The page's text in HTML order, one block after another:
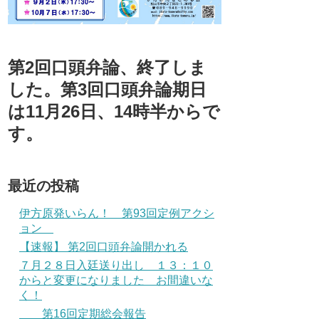
第2回口頭弁論、終了しま
した。第3回口頭弁論期日
は11月26日、14時半からで
す。
最近の投稿
伊方原発いらん！ 第93回定例アクシ
ョン
【速報】 第2回口頭弁論開かれる
７月２８日入廷送り出し １３：１０
からと変更になりました お間違いな
く！
第16回定期総会報告